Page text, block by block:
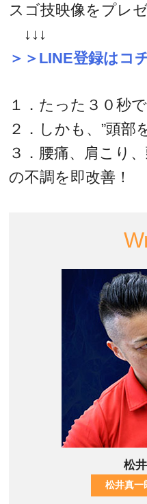
スゴ技映像をプレ
↓↓↓
＞＞LINE登録はコ
１．たった３０秒
２．しかも、”頭部
３．腰痛、肩こり
の不調を即改善！
松
松井真一